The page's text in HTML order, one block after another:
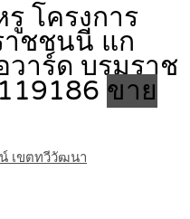
โครงการ
าชชนนี แก
วาร์ด บรมราช
ขาย
เขตทวีวัฒนา